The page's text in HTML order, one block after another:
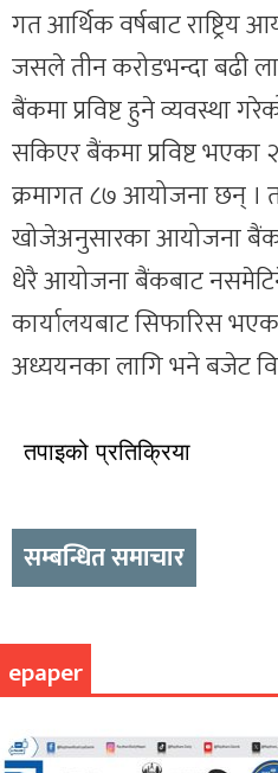
गत आर्थिक वर्षबाट
जसले तीन करोडभन्दा बढी
बैंकमा प्रविष्ट हुने व्यवस्था
सकिएर बैंकमा प्रविष्ट
क्रमागत ८७ आयोजना छन् ।
खोजेअनुसारका आयोजना
धेरै आयोजना बैंकबाट
कार्यालयबाट सिफारिस
अध्ययनका लागि भने बजेट
तपाइको प्रतिक्रिया
सम्बन्धित समाचार
epaper